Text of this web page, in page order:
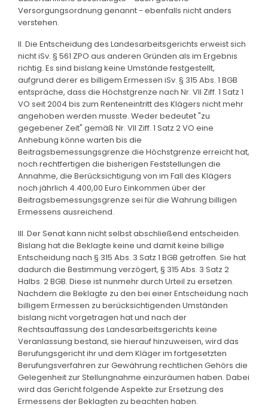
Versorgungsordnung genannt - ebenfalls nicht anders
verstehen.
II. Die Entscheidung des Landesarbeitsgerichts erweist sich
nicht iSv. § 561 ZPO aus anderen Gründen als im Ergebnis
richtig. Es sind bislang keine Umstände festgestellt,
aufgrund derer es billigem Ermessen iSv. § 315 Abs. 1 BGB
entspräche, dass die Höchstgrenze nach Nr. VII Ziff. 1 Satz 1
VO seit 2004 bis zum Renteneintritt des Klägers nicht mehr
angehoben werden musste. Weder bedeutet "zu
gegebener Zeit" gemäß Nr. VII Ziff. 1 Satz 2 VO eine
Anhebung könne warten bis die
Beitragsbemessungsgrenze die Höchstgrenze erreicht hat,
noch rechtfertigen die bisherigen Feststellungen die
Annahme, die Berücksichtigung von im Fall des Klägers
noch jährlich 4.400,00 Euro Einkommen über der
Beitragsbemessungsgrenze sei für die Wahrung billigen
Ermessens ausreichend.
III. Der Senat kann nicht selbst abschließend entscheiden.
Bislang hat die Beklagte keine und damit keine billige
Entscheidung nach § 315 Abs. 3 Satz 1 BGB getroffen. Sie hat
dadurch die Bestimmung verzögert, § 315 Abs. 3 Satz 2
Halbs. 2 BGB. Diese ist nunmehr durch Urteil zu ersetzen.
Nachdem die Beklagte zu den bei einer Entscheidung nach
billigem Ermessen zu berücksichtigenden Umständen
bislang nicht vorgetragen hat und nach der
Rechtsauffassung des Landesarbeitsgerichts keine
Veranlassung bestand, sie hierauf hinzuweisen, wird das
Berufungsgericht ihr und dem Kläger im fortgesetzten
Berufungsverfahren zur Gewährung rechtlichen Gehörs die
Gelegenheit zur Stellungnahme einzuräumen haben. Dabei
wird das Gericht folgende Aspekte zur Ersetzung des
Ermessens der Beklagten zu beachten haben.